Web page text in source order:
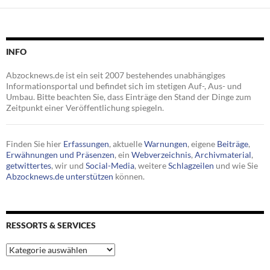
INFO
Abzocknews.de ist ein seit 2007 bestehendes unabhängiges
Informationsportal und befindet sich im stetigen Auf-, Aus- und
Umbau. Bitte beachten Sie, dass Einträge den Stand der Dinge zum
Zeitpunkt einer Veröffentlichung spiegeln.
Finden Sie hier Erfassungen, aktuelleWarnungen, eigene Beiträge,
Erwähnungen und Präsenzen, ein Webverzeichnis, Archivmaterial,
getwittertes, wir und Social-Media, weitereSchlagzeilen und wie Sie
Abzocknews.de unterstützen können.
RESSORTS & SERVICES
Ressorts
&